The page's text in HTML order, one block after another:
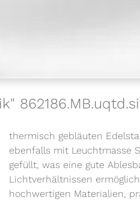
thermisch gebläuten
ebenfalls mit Leuchtmasse
gefüllt, was eine gute
Lichtverhältnissen
hochwertigen Materialien,